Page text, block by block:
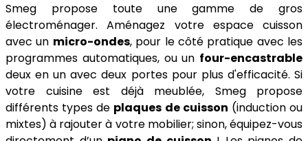
Smeg propose toute une gamme de gros
électroménager. Aménagez votre espace cuisson
avec un micro-ondes, pour le côté pratique avec les
programmes automatiques, ou un four-encastrable
deux en un avec deux portes pour plus d'efficacité. Si
votre cuisine est déjà meublée, Smeg propose
différents types de plaques de cuisson (induction ou
mixtes) à rajouter à votre mobilier; sinon, équipez-vous